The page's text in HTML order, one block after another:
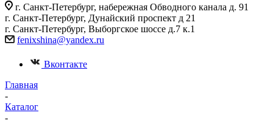
г. Санкт-Петербург, набережная Обводного канала д. 91
г. Санкт-Петербург, Дунайский проспект д 21
г. Санкт-Петербург, Выборгское шоссе д.7 к.1
fenixshina@yandex.ru
Вконтакте
Главная
-
Каталог
-